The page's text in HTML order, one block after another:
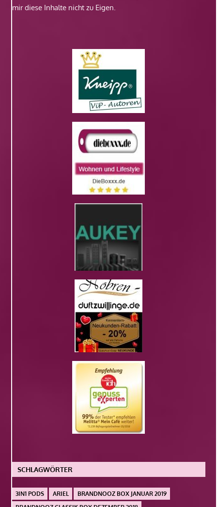
mir diese Inhalte nicht zu Eigen.
SCHLAGWÖRTER
3IN1 PODS ARIEL
BRANDNOOZ BOX JANUAR 2019